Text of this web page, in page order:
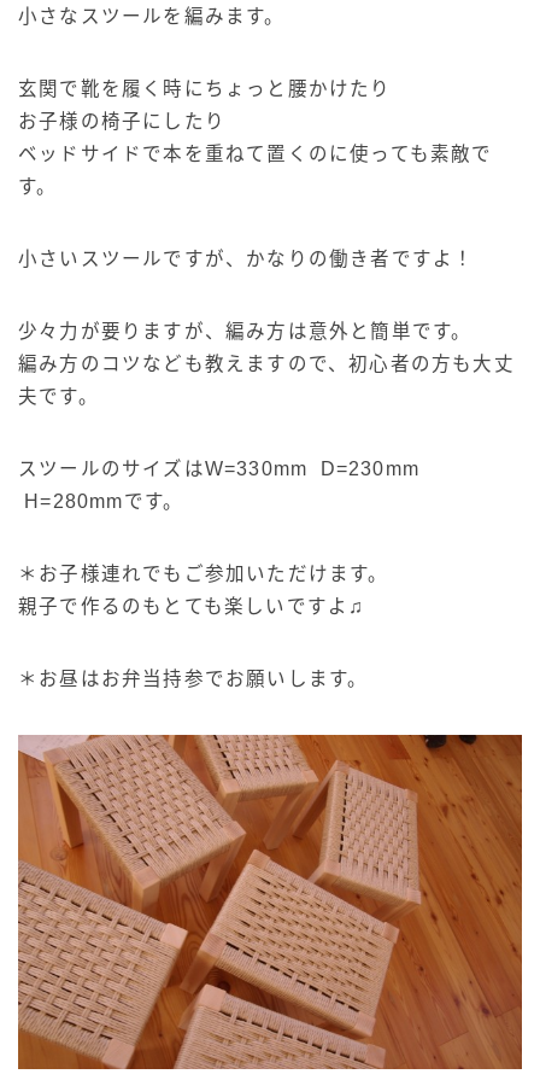
小さなスツールを編みます。
玄関で靴を履く時にちょっと腰かけたり
お子様の椅子にしたり
ベッドサイドで本を重ねて置くのに使っても素敵で
す。
小さいスツールですが、かなりの働き者ですよ！
少々力が要りますが、編み方は意外と簡単です。
編み方のコツなども教えますので、初心者の方も大丈
夫です。
スツールのサイズはW=330mm D=230mm
H=280mmです。
＊お子様連れでもご参加いただけます。
親子で作るのもとても楽しいですよ♫
＊お昼はお弁当持参でお願いします。